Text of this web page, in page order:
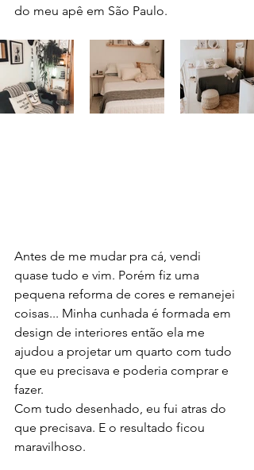
do meu apê em São Paulo.
Antes de me mudar pra cá, vendi
quase tudo e vim. Porém fiz uma
pequena reforma de cores e remanejei
coisas... Minha cunhada é formada em
design de interiores então ela me
ajudou a projetar um quarto com tudo
que eu precisava e poderia comprar e
fazer.
Com tudo desenhado, eu fui atras do
que precisava. E o resultado ficou
maravilhoso.